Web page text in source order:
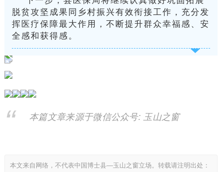
脱贫攻坚成果同乡村振兴有效衔接工作，充分发
挥医疗保障最大作用，不断提升群众幸福感、安
全感和获得感。
本篇文章来源于微信公众号: 玉山之窗
本文来自网络，不代表中国博士县—玉山之窗立场。转载请注明出处：